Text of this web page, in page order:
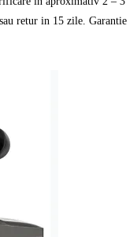
retur in 15 zile. Garantie